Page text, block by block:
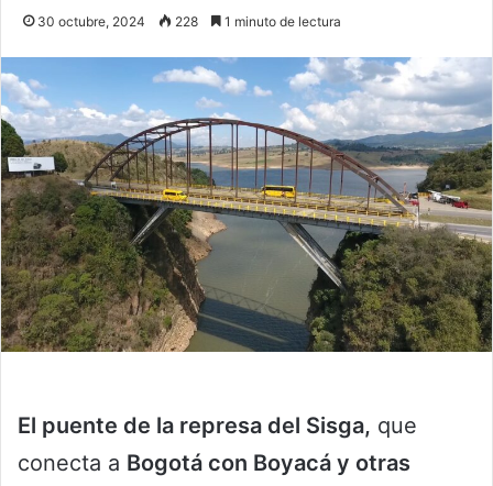
30 octubre, 2024 228 1 minuto de lectura
El puente de la represa del Sisga, que
conecta a Bogotá con Boyacá y otras